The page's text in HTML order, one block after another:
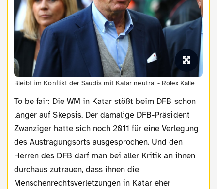
Bleibt im Konflikt der Saudis mit Katar neutral - Rolex Kalle
To be fair: Die WM in Katar stößt beim DFB schon
länger auf Skepsis. Der damalige DFB-Präsident
Zwanziger hatte sich noch 2011 für eine Verlegung
des Austragungsorts ausgesprochen. Und den
Herren des DFB darf man bei aller Kritik an ihnen
durchaus zutrauen, dass ihnen die
Menschenrechtsverletzungen in Katar eher